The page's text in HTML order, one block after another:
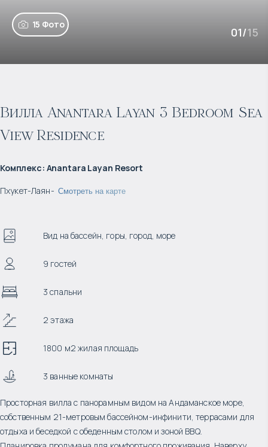
15 Фото
01/15
Вилла Anantara Layan 3 Bedroom Sea
View Residence
Комплекс: Anantara Layan Resort
Пхукет-Лаян- Смотреть на карте
Вид на бассейн, горы, город, море
9 гостей
3 спальни
2 этажа
1800 м2 жилая площадь
3 ванные комнаты
Просторная вилла с панорамным видом на Андаманское море,
собственным 21-метровым бассейном-инфинити, террасами для
отдыха и беседкой с обеденным столом и зоной BBQ.